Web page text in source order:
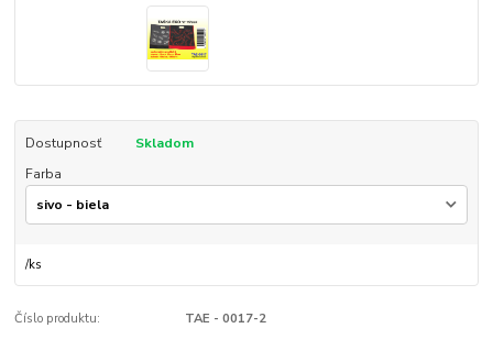
Dostupnosť
Skladom
Farba
/ks
Číslo produktu: TAE - 0017-2